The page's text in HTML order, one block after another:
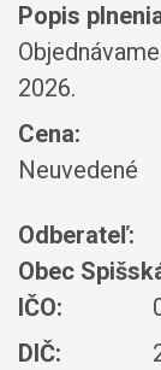
Popis
2026.
Cena:
Neuvedené
Odberateľ:
Obec
IČO:
DIČ: